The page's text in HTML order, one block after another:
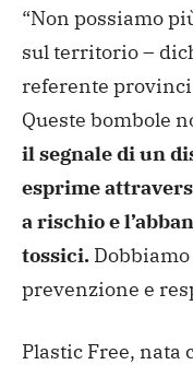
“Non possiamo
sul territorio –
referente
Queste bombole
il segnale di un
esprime
a rischio e
tossici.
prevenzione e
Plastic Free, nata